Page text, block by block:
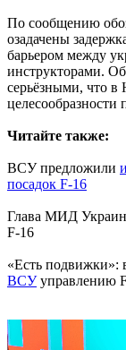
По сообщению
озадачены
барьером между
инструкторами.
серьёзными, что
целесообразности
Читайте также:
ВСУ предложили
посадок F-16
Глава МИД
F-16
«Есть
ВСУуправлению